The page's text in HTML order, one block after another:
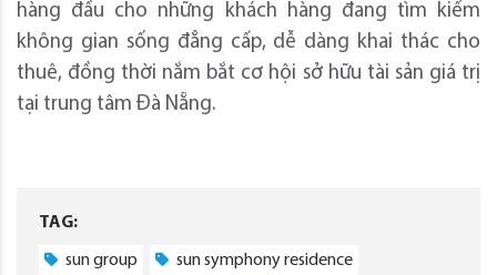
hàng đầu cho những khách hàng đang tìm kiếm
không gian sống đẳng cấp, dễ dàng khai thác cho
thuê, đồng thời nắm bắt cơ hội sở hữu tài sản giá trị
tại trung tâm Đà Nẵng.
TAG:
sun group sun symphony residence